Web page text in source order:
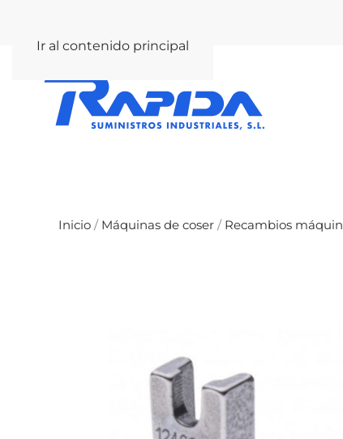
Ir al contenido principal
Inicio / Máquinas de coser / Recambios